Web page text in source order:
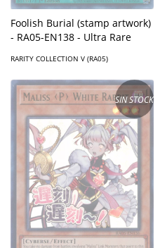
Foolish Burial (stamp artwork)
- RA05-EN138 - Ultra Rare
RARITY COLLECTION V (RA05)
SIN STOCK